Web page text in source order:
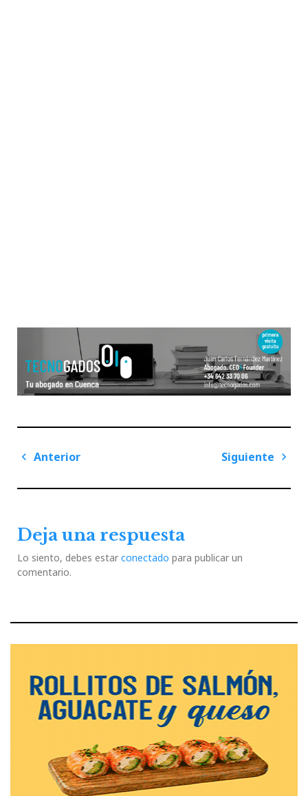
Navegación
entradas
Anterior
Siguiente
Deja una respuesta
Lo siento, debes estar conectado para publicar un
comentario.